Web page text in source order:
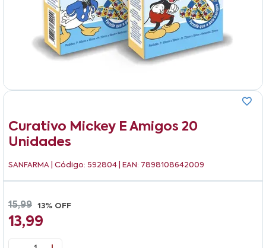
Curativo Mickey E Amigos 20
Unidades
SANFARMA | Código: 592804 | EAN: 7898108642009
15,99 13% OFF
13,99